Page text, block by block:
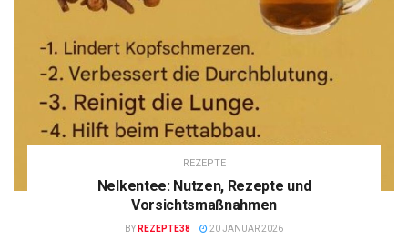
REZEPTE
Nelkentee: Nutzen, Rezepte und
Vorsichtsmaßnahmen
BY REZEPTE38 20 JANUAR 2026